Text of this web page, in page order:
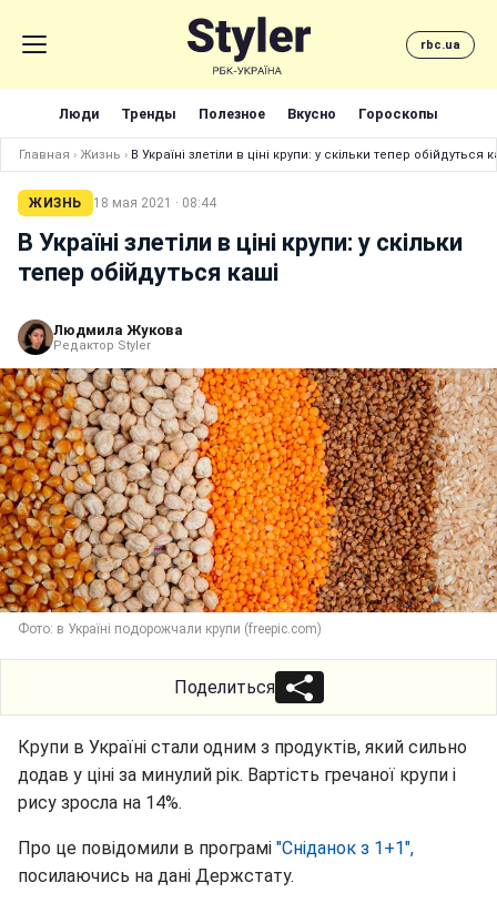
rbc.ua
Люди Тренды Полезное Вкусно Гороскопы
Главная › Жизнь › В Україні злетіли в ціні крупи: у скільки тепер обійдуться
ЖИЗНЬ 18 мая 2021 · 08:44
В Україні злетіли в ціні крупи: у скільки
тепер обійдуться каші
Людмила Жукова
Редактор Styler
Фото: в Україні подорожчали крупи (freepic.com)
Поделиться
Крупи в Україні стали одним з продуктів, який сильно
додав у ціні за минулий рік. Вартість гречаної крупи і
рису зросла на 14%.
Про це повідомили в програмі "Сніданок з 1+1",
посилаючись на дані Держстату.